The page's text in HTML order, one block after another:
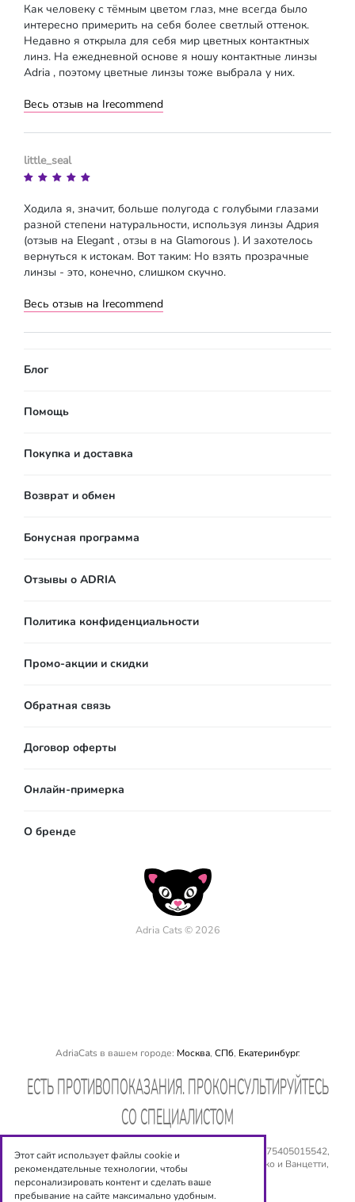
Как человеку с тёмным цветом глаз, мне всегда было
интересно примерить на себя более светлый оттенок.
Недавно я открыла для себя мир цветных контактных
линз. На ежедневной основе я ношу контактные линзы
Adria , поэтому цветные линзы тоже выбрала у них.
Весь отзыв на Irecommend
little_seal
Ходила я, значит, больше полугода с голубыми глазами
разной степени натуральности, используя линзы Адрия
(отзыв на Elegant , отзы в на Glamorous ). И захотелось
вернуться к истокам. Вот таким: Но взять прозрачные
линзы - это, конечно, слишком скучно.
Весь отзыв на Irecommend
Блог
Помощь
Покупка и доставка
Возврат и обмен
Бонусная программа
Отзывы о ADRIA
Политика конфиденциальности
Промо-акции и скидки
Обратная связь
Договор оферты
Онлайн-примерка
О бренде
Adria Cats © 2026
AdriaCats в вашем городе: Москва, СПб, Екатеринбург.
EСТЬ ПРОТИВОПОКАЗАНИЯ. ПРОКОНСУЛЬТИРУЙТЕСЬ
СО СПЕЦИАЛИСТОМ
ООО «Оптиксервис», ИНН: 540 534 6944, ОГРН: № 1075405015542,
Юридический адрес: 630008, г. Новосибирск, ул. Сакко и Ванцетти,
дом 77, 5 этаж. Email:
Этот сайт использует файлы cookie и
рекомендательные технологии, чтобы
персонализировать контент и сделать ваше
пребывание на сайте максимально удобным.